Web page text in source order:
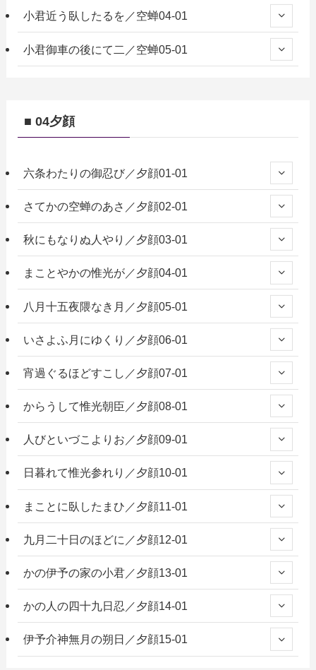
小君近う臥したるを／空蝉04-01
小君御車の後にて二／空蝉05-01
■ 04夕顔
六条わたりの御忍び／夕顔01-01
さてかの空蝉のあさ／夕顔02-01
秋にもなりぬ人やり／夕顔03-01
まことやかの惟光が／夕顔04-01
八月十五夜隈なき月／夕顔05-01
いさよふ月にゆくり／夕顔06-01
宵過ぐるほどすこし／夕顔07-01
からうして惟光朝臣／夕顔08-01
人びといづこよりお／夕顔09-01
日暮れて惟光参れり／夕顔10-01
まことに臥したまひ／夕顔11-01
九月二十日のほどに／夕顔12-01
かの伊予の家の小君／夕顔13-01
かの人の四十九日忍／夕顔14-01
伊予介神無月の朔日／夕顔15-01